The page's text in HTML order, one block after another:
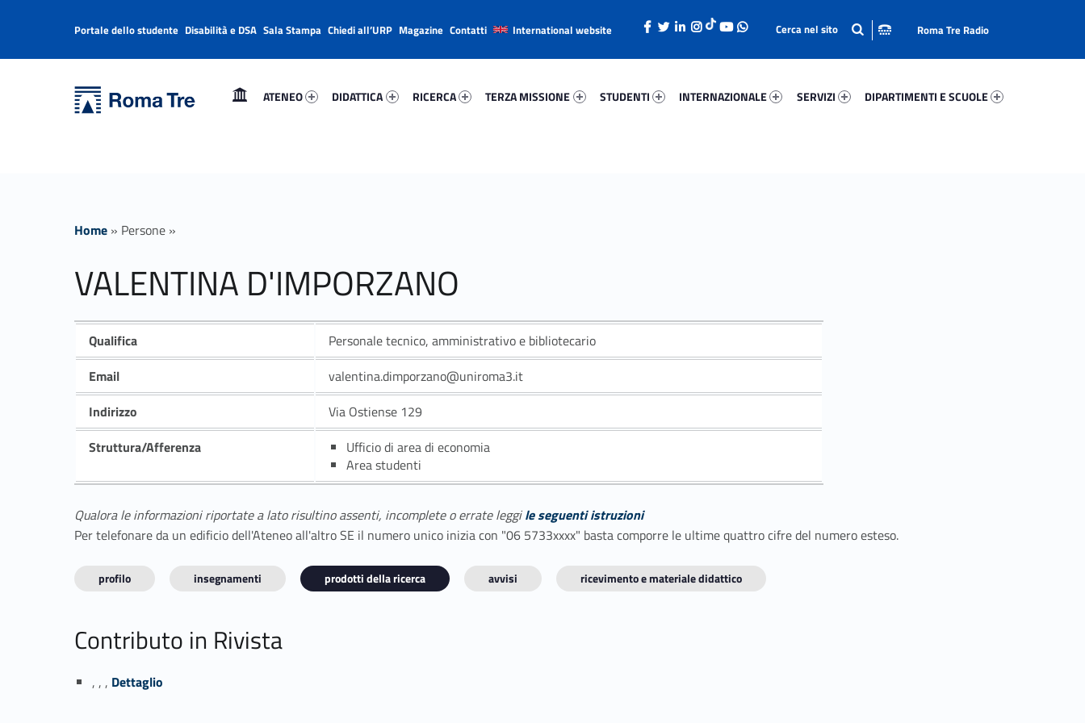
VALENTINA D'IMPORZANO ricerca - Università Roma Tre
ATENEO
DIDATTICA
RICERCA
TERZA MISSIONE
STUDENTI
INTERNAZIONALE
SERVIZI
DIPARTIMENTI E SCUOLE
Header info sidebar
Portale dello studente Disabilità e DSA Sala Stampa Chiedi all’URP Magazine Contatti International website Roma Tre Radio
Home » Persone »
VALENTINA D'IMPORZANO
Qualifica
Personale tecnico, amministrativo e bibliotecario
Email
valentina.dimporzano@uniroma3.it
Indirizzo
Via Ostiense 129
Struttura/Afferenza
Ufficio di area di economia
Area studenti
Qualora le informazioni riportate a lato risultino assenti, incomplete o errate leggile seguenti istruzioni
Per telefonare da un edificio dell'Ateneo all'altro SE il numero unico inizia con "06 5733xxxx" basta comporre le ultime quattro cifre del numero esteso.
profilo insegnamenti prodotti della ricerca avvisi ricevimento e materiale didattico
Contributo in Rivista
, , , Link identifier #identifier_person_74515-1
Dettaglio